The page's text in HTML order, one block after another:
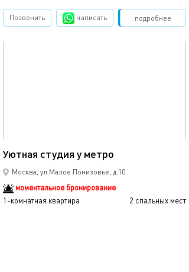
подробнее
Позвонить написать Забронировать
Уютная студия у метро
Москва, ул.Малое Понизовье, д.10
моментальное бронирование
1-комнатная квартира
2 спальных мест